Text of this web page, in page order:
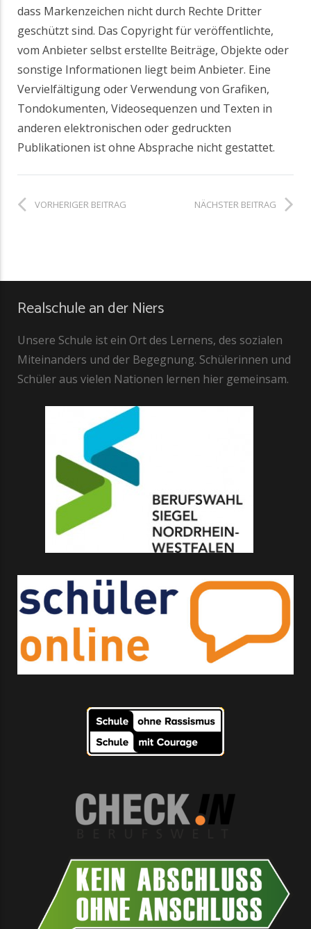
dass Markenzeichen nicht durch Rechte Dritter
geschützt sind. Das Copyright für veröffentlichte,
vom Anbieter selbst erstellte Beiträge, Objekte oder
sonstige Informationen liegt beim Anbieter. Eine
Vervielfältigung oder Verwendung von Grafiken,
Tondokumenten, Videosequenzen und Texten in
anderen elektronischen oder gedruckten
Publikationen ist ohne Absprache nicht gestattet.
VORHERIGER BEITRAG NÄCHSTER BEITRAG
Realschule an der Niers
Unsere Schule ist ein Ort des Lernens, des sozialen
Miteinanders und der Begegnung. Schülerinnen und
Schüler aus vielen Nationen lernen hier gemeinsam.